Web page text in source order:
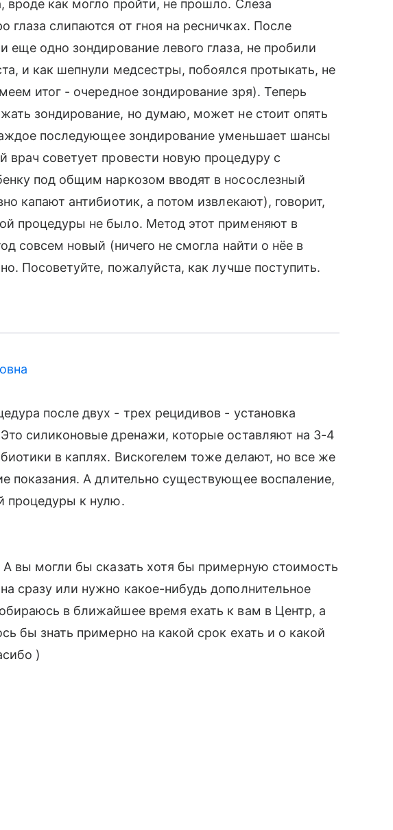
как могло пройти, не прошло. Слеза
глаза слипаются от гноя на ресничках. После
еще одно зондирование левого глаза, не пробили
и как шепнули медсестры, побоялся протыкать, не
итог - очередное зондирование зря). Теперь
зондирование, но думаю, может не стоит опять
последующее зондирование уменьшает шансы
врач советует провести новую процедуру с
под общим наркозом вводят в носослезный
капают антибиотик, а потом извлекают), говорит,
процедуры не было. Метод этот применяют в
совсем новый (ничего не смогла найти о нёе в
Посоветуйте, пожалуйста, как лучше поступить.
после двух - трех рецидивов - установка
силиконовые дренажи, которые оставляют на 3-4
в каплях. Вискогелем тоже делают, но все же
показания. А длительно существующее воспаление,
процедуры к нулю.
вы могли бы сказать хотя бы примерную стоимость
сразу или нужно какое-нибудь дополнительное
в ближайшее время ехать к вам в Центр, а
бы знать примерно на какой срок ехать и о какой
)